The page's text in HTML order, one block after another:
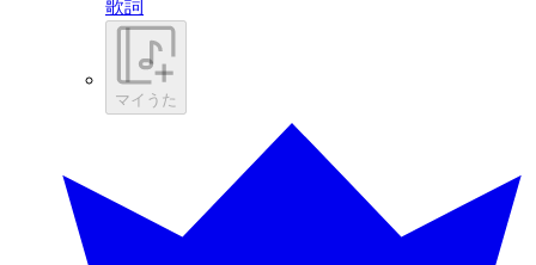
歌詞
マイうた